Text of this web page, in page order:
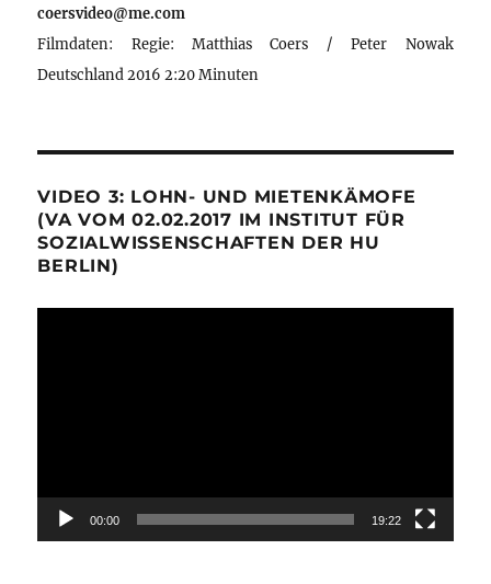
coersvideo@me.com
Filmdaten: Regie: Matthias Coers / Peter Nowak
Deutschland 2016 2:20 Minuten
VIDEO 3: LOHN- UND MIETENKÄMOFE
(VA VOM 02.02.2017 IM INSTITUT FÜR
SOZIALWISSENSCHAFTEN DER HU
BERLIN)
00:00 19:22